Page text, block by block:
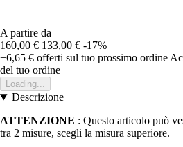
A partire da
160,00 € 133,00 € -17%
+6,65 € offerti sul tuo prossimo ordine
del tuo ordine
Loading...
Descrizione
ATTENZIONE : Questo articolo può
tra 2 misure, scegli la misura superiore.